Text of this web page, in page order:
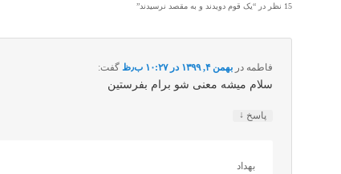
15 نظر در “ یک قوم دویدند و به مقصد نرسیدند”
فاطمه در بهمن ۴, ۱۳۹۹ در ۱۰:۲۷ ب٫ظ گفت:
سلام میشه معنی شو برام بفرستین
پاسخ ↓
بهداد